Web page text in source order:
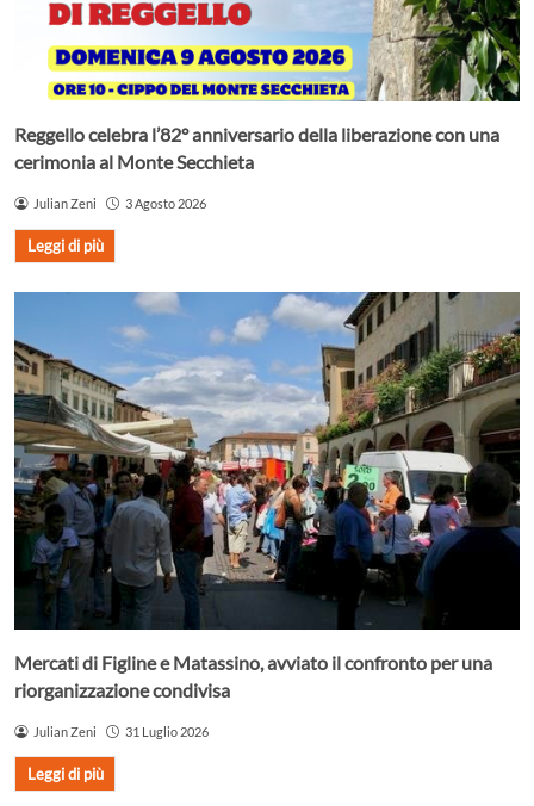
Reggello celebra l’82° anniversario della liberazione con una
cerimonia al Monte Secchieta
Julian Zeni 3 Agosto 2026
Leggi di più
Mercati di Figline e Matassino, avviato il confronto per una
riorganizzazione condivisa
Julian Zeni 31 Luglio 2026
Leggi di più